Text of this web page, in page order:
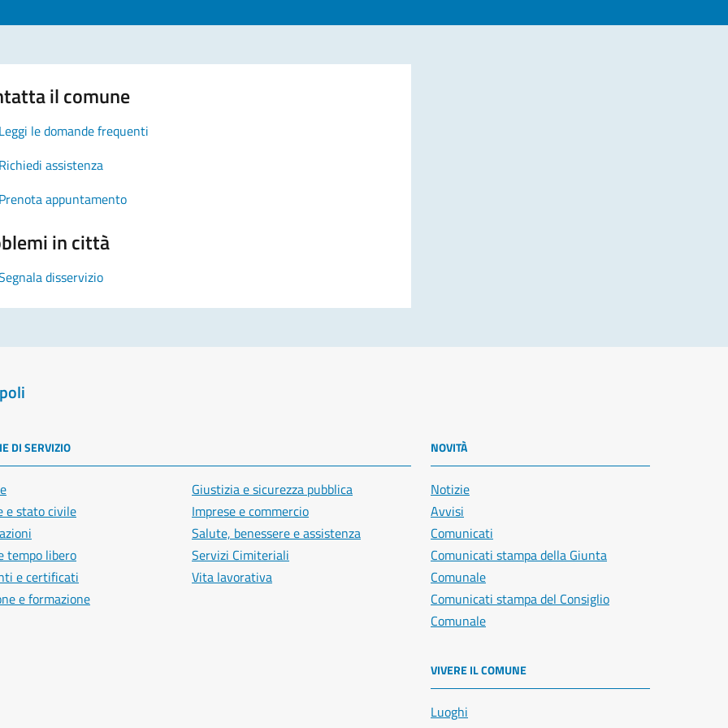
il comune
Leggi le domande frequenti
Richiedi assistenza
Prenota appuntamento
in città
disservizio
DI SERVIZIO
e stato civile
tempo libero
e certificati
e formazione
Giustizia e sicurezza pubblica
Imprese e commercio
Salute, benessere e assistenza
Servizi Cimiteriali
Vita lavorativa
NOVITÀ
Notizie
Avvisi
Comunicati
Comunicati stampa della Giunta
Comunale
Comunicati stampa del Consiglio
Comunale
VIVERE IL COMUNE
Luoghi